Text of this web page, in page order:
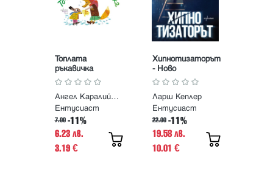
Топлата
ръкавичка
Ангел Каралийчев
Ентусиаст
7.00 -11%
6.23 лв.
3.19 €
Хипнотизаторът
- Ново
преработено и
допълнено
издание
Ларш Кеплер
Ентусиаст
22.00 -11%
19.58 лв.
10.01 €